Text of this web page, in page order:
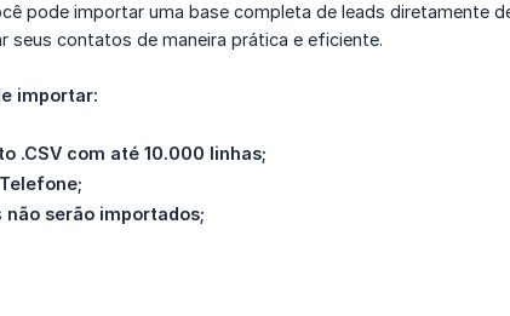
pode importar uma base completa de leads diretamente
seus contatos de maneira prática e eficiente.
importar:
.CSV com até 10.000 linhas;
não serão importados;